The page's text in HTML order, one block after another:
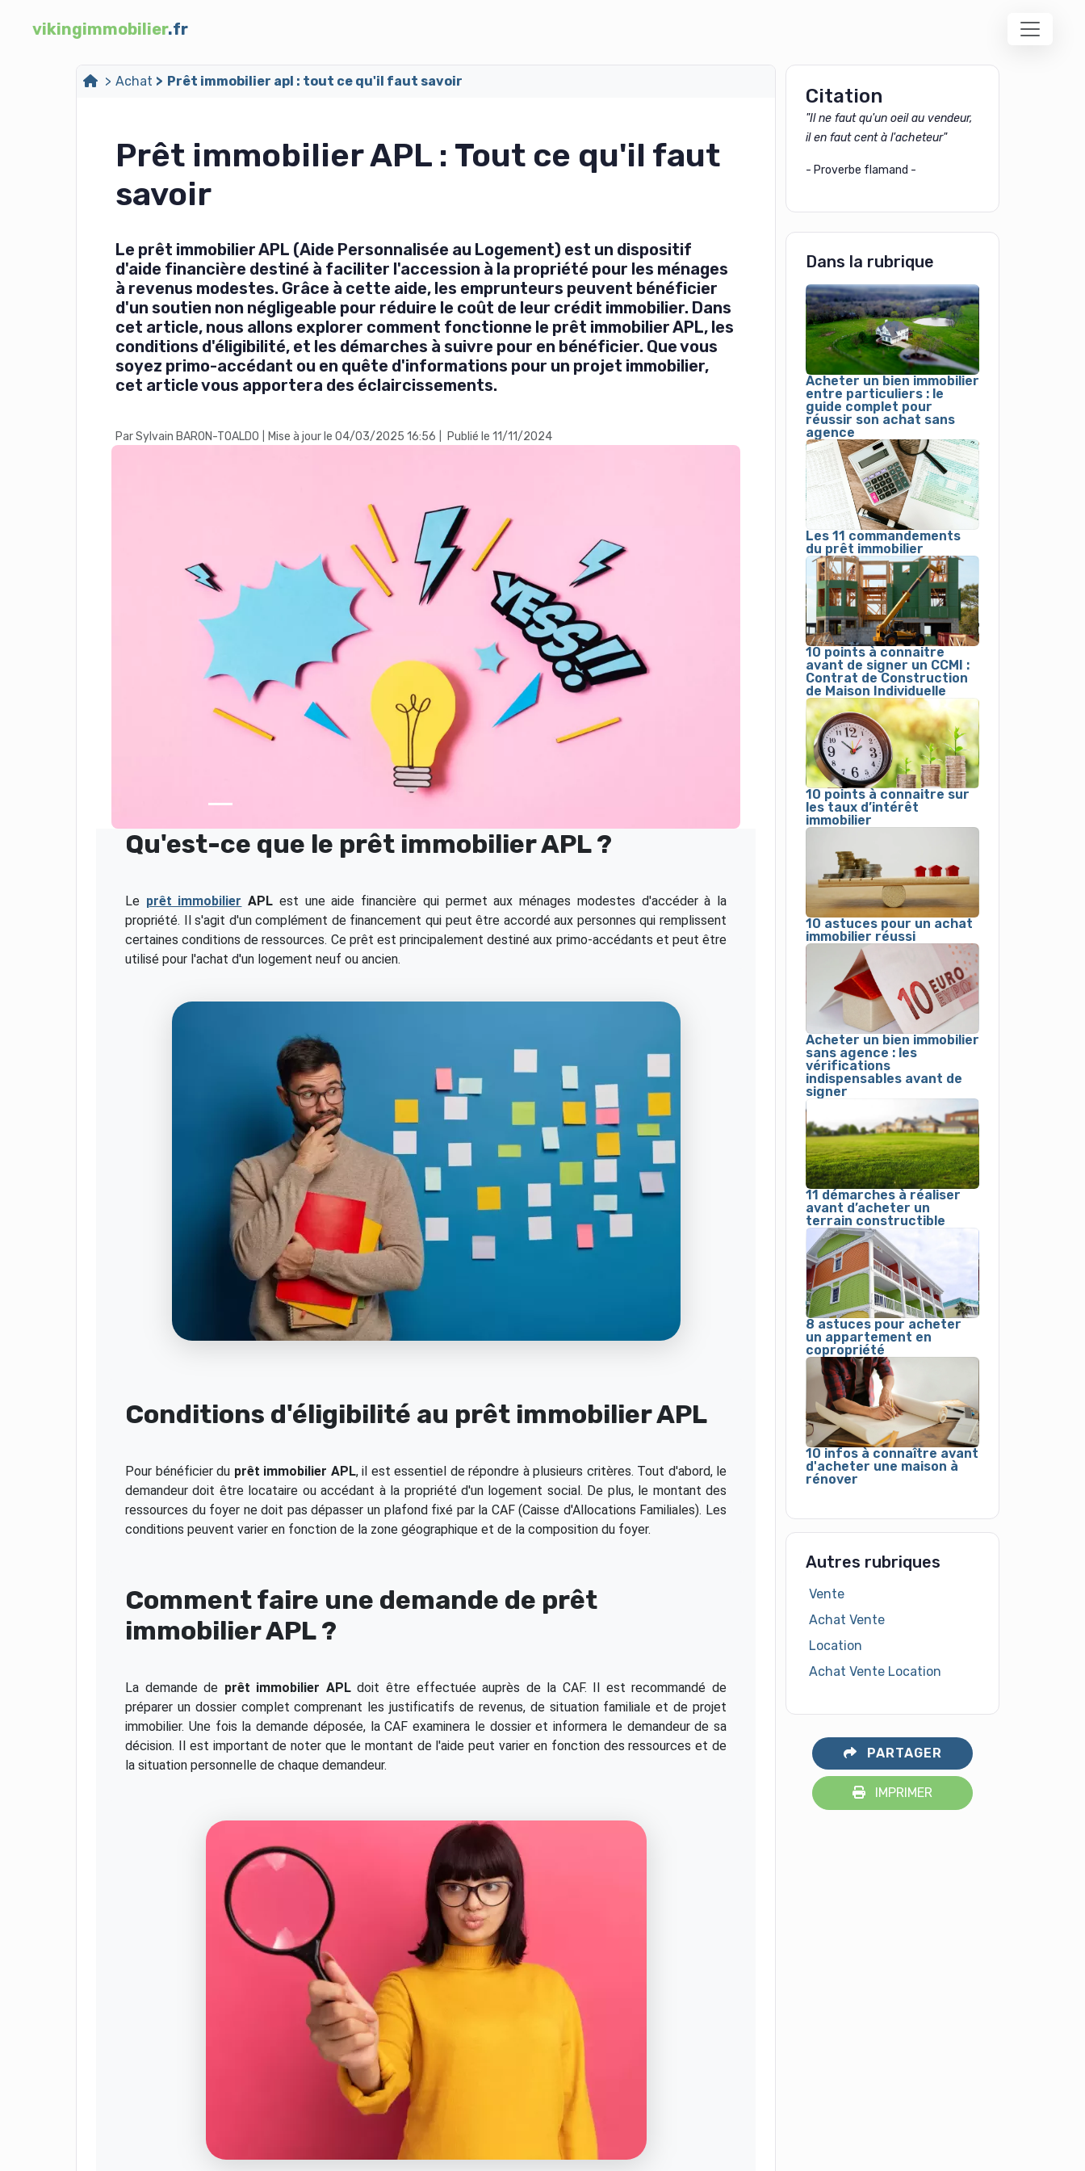
vikingimmobilier.fr
Achat Prêt immobilier apl : tout ce qu'il faut savoir
Prêt immobilier APL : Tout ce qu'il faut
savoir
Le prêt immobilier APL (Aide Personnalisée au Logement) est un dispositif
d'aide financière destiné à faciliter l'accession à la propriété pour les ménages
à revenus modestes. Grâce à cette aide, les emprunteurs peuvent bénéficier
d'un soutien non négligeable pour réduire le coût de leur crédit immobilier. Dans
cet article, nous allons explorer comment fonctionne le prêt immobilier APL, les
conditions d'éligibilité, et les démarches à suivre pour en bénéficier. Que vous
soyez primo-accédant ou en quête d'informations pour un projet immobilier,
cet article vous apportera des éclaircissements.
Par Sylvain BARON-TOALDO Mise à jour le 04/03/2025 16:56 Publié le 11/11/2024
Qu'est-ce que le prêt immobilier APL ?
Le prêt immobilier APL est une aide financière qui permet aux ménages modestes d'accéder à la
propriété. Il s'agit d'un complément de financement qui peut être accordé aux personnes qui remplissent
certaines conditions de ressources. Ce prêt est principalement destiné aux primo-accédants et peut être
utilisé pour l'achat d'un logement neuf ou ancien.
Conditions d'éligibilité au prêt immobilier APL
Pour bénéficier du prêt immobilier APL, il est essentiel de répondre à plusieurs critères. Tout d'abord, le
demandeur doit être locataire ou accédant à la propriété d'un logement social. De plus, le montant des
ressources du foyer ne doit pas dépasser un plafond fixé par la CAF (Caisse d'Allocations Familiales). Les
conditions peuvent varier en fonction de la zone géographique et de la composition du foyer.
Comment faire une demande de prêt
immobilier APL ?
La demande de prêt immobilier APLdoit être effectuée auprès de la CAF. Il est recommandé de
préparer un dossier complet comprenant les justificatifs de revenus, de situation familiale et de projet
immobilier. Une fois la demande déposée, la CAF examinera le dossier et informera le demandeur de sa
décision. Il est important de noter que le montant de l'aide peut varier en fonction des ressources et de
la situation personnelle de chaque demandeur.
Citation
"Il ne faut qu'un oeil au vendeur,
il en faut cent à l'acheteur"
- Proverbe flamand -
Dans la rubrique
Acheter un bien immobilier
entre particuliers : le
guide complet pour
réussir son achat sans
agence
Les 11 commandements
du prêt immobilier
10 points à connaitre
avant de signer un CCMI :
Contrat de Construction
de Maison Individuelle
10 points à connaitre sur
les taux d’intérêt
immobilier
10 astuces pour un achat
immobilier réussi
Acheter un bien immobilier
sans agence : les
vérifications
indispensables avant de
signer
11 démarches à réaliser
avant d’acheter un
terrain constructible
8 astuces pour acheter
un appartement en
copropriété
10 infos à connaître avant
d'acheter une maison à
rénover
Autres rubriques
Vente
Achat Vente
Location
Achat Vente Location
PARTAGER
IMPRIMER